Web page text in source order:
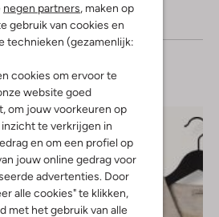
negen partners, maken op
gebruik van cookies en
technieken (gezamenlijk:
cookies om ervoor te
website goed
om jouw voorkeuren op
inzicht te verkrijgen in
en om een profiel op
jouw online gedrag voor
advertenties. Door
alle cookies" te klikken,
met het gebruik van alle